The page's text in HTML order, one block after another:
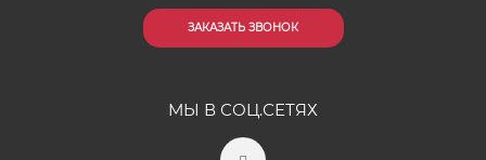
ЗАКАЗАТЬ ЗВОНОК
МЫ В СОЦ.СЕТЯХ